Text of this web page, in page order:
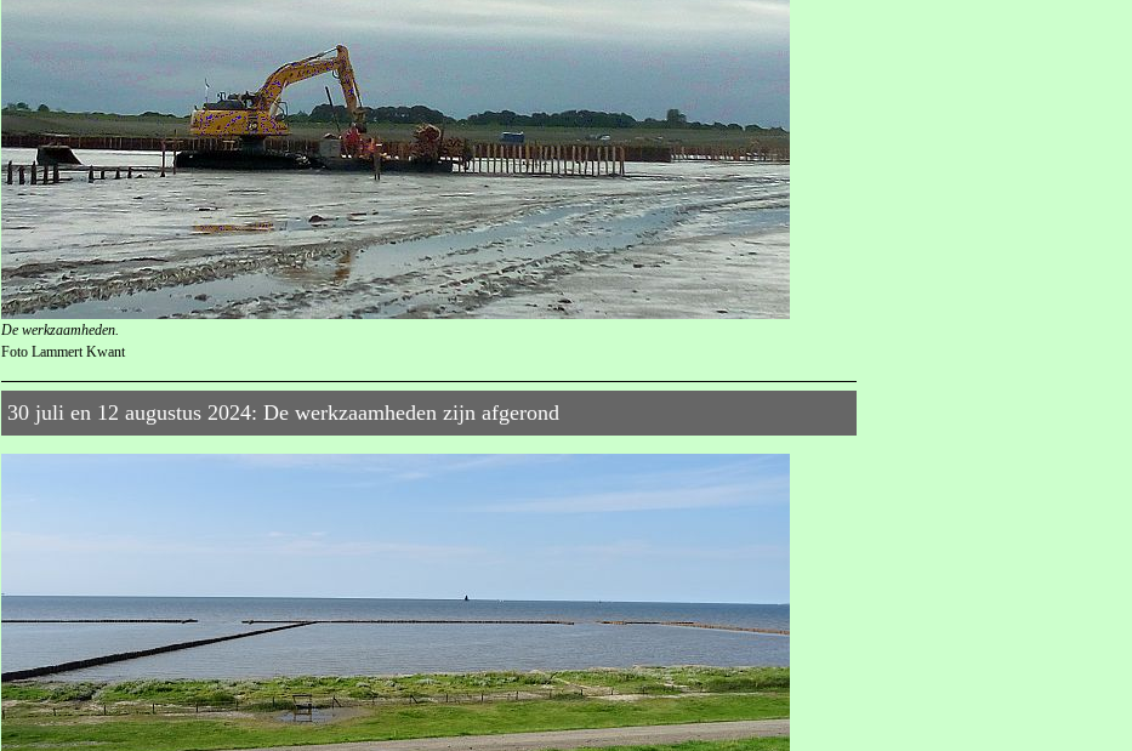
De werkzaamheden.
Foto Lammert Kwant
30 juli en 12 augustus 2024: De werkzaamheden zijn afgerond